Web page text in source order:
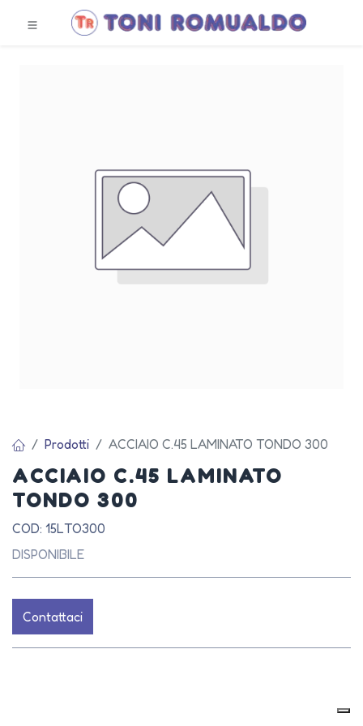
Prodotti ACCIAIO C.45 LAMINATO TONDO 300
ACCIAIO C.45 LAMINATO
TONDO 300
COD: 15LTO300
DISPONIBILE
Contattaci